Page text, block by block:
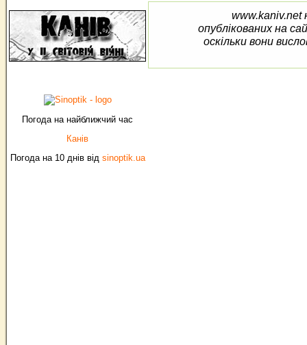
Погода на найближчий час
Канів
Погода на 10 днів від sinoptik.ua
www.kaniv.net
опублікованих на
оскільки вони